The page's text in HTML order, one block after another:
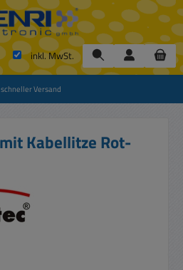
inkl. MwSt.
schneller Versand
Kabellitze Rot-